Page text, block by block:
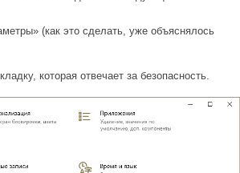
(как это сделать, уже объяснялось
которая отвечает за безопасность.